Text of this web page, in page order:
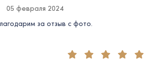
05 февраля 2024
за отзыв с фото.